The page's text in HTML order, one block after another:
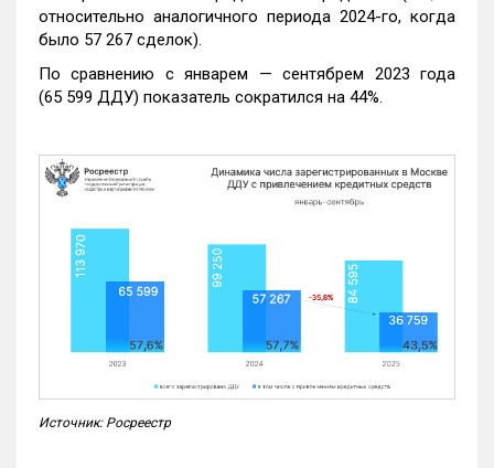
относительно аналогичного периода 2024-го, когда
было 57 267 сделок).
По сравнению с январем — сентябрем 2023 года
(65 599 ДДУ) показатель сократился на 44%.
Источник: Росреестр